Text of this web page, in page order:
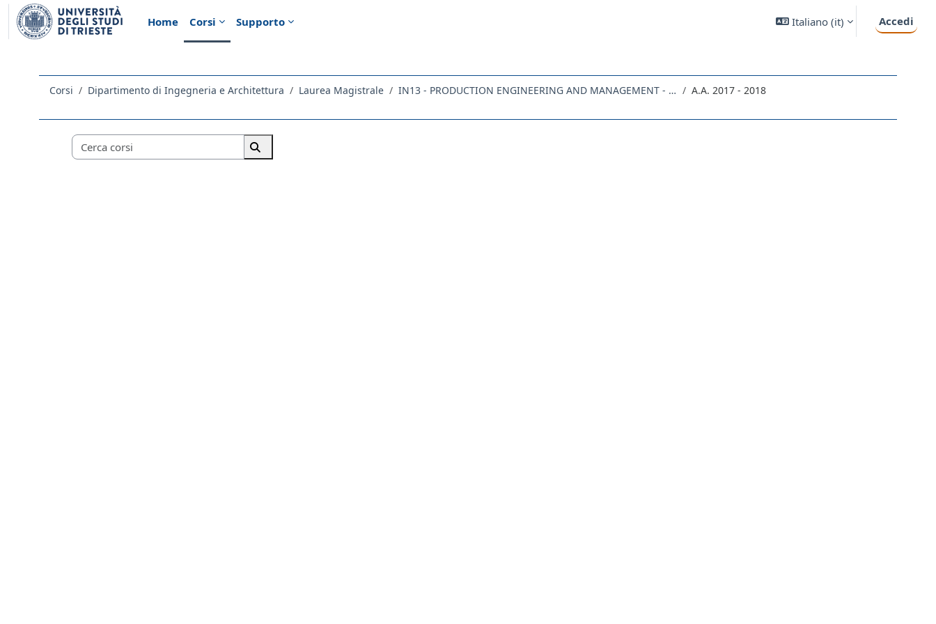
Vai al contenuto principale
Home
Corsi Supporto Italiano ‎(it)‎ Accedi
Corsi Dipartimento di Ingegneria e Architettura Laurea Magistrale IN13 - PRODUCTION ENGINEERING AND MANAGEMENT - INGEGNERIA GESTIONALE PER LA PRODUZIONE A.A. 2017 - 2018
Categorie di corso
Cerca corsi
Cerca corsi